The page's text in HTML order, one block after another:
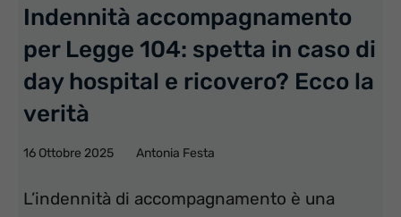
Indennità accompagnamento
per Legge 104: spetta in caso di
day hospital e ricovero? Ecco la
verità
16 Ottobre 2025 Antonia Festa
L’indennità di accompagnamento è una